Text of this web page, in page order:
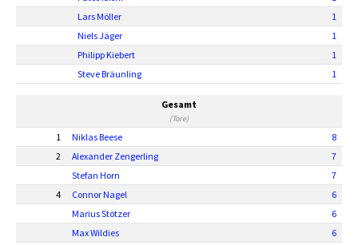
Lars Möller
1
Niels Jäger
1
Philipp Kiebert
1
Steve Bräunling
1
Gesamt
(Tore)
1 Niklas Beese
8
2
Alexander Zengerling
7
Stefan Horn
7
4
Connor Nagel
6
Marius Stötzer
6
Max Wildies
6